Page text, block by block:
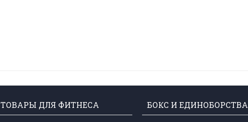
ТОВАРЫ ДЛЯ ФИТНЕСА БОКС И ЕДИНОБОРСТВА